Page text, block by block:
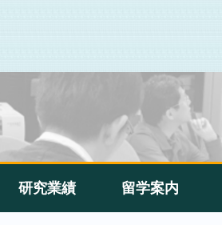
研究業績 留学案内